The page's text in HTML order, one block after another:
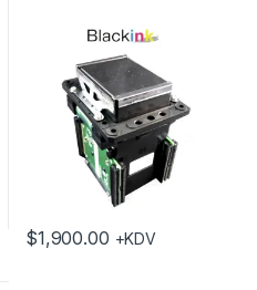
$1,900.00 +KDV